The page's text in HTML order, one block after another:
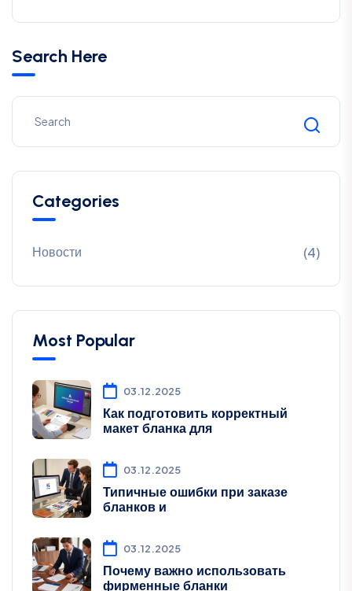
Search Here
Categories
Новости (4)
Most Popular
03.12.2025
Как подготовить корректный
макет бланка для
03.12.2025
Типичные ошибки при заказе
бланков и
03.12.2025
Почему важно использовать
фирменные бланки